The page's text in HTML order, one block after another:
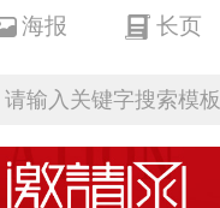
海报 长页
请输入关键字搜索模板